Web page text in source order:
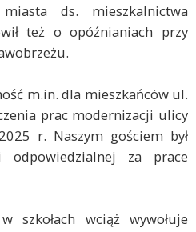
ds. mieszkalnictwa
też o opóźnianiach przy
m.in. dla mieszkańców ul.
prac modernizacji ulicy
r. Naszym gościem był
odpowiedzialnej za prace
szkołach wciąż wywołuje